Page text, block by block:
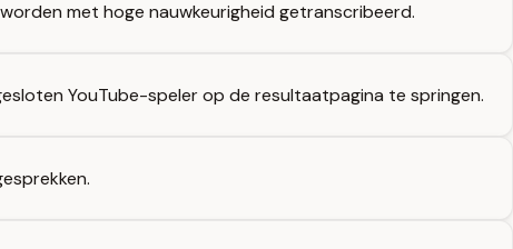
met hoge nauwkeurigheid getranscribeerd.
YouTube-speler op de resultaatpagina te springen.